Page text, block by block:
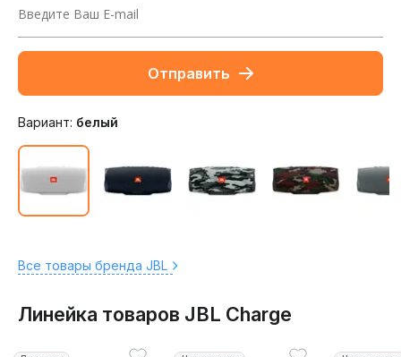
Отправить
Вариант: белый
Все товары бренда JBL
Линейка товаров JBL Charge